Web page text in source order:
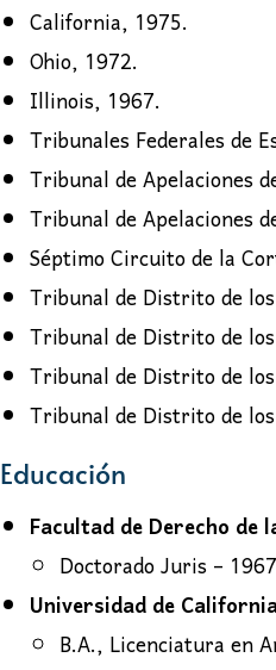
California, 1975.
Ohio, 1972.
Illinois, 1967.
Tribunales Federales de
Tribunal de Apelaciones
Tribunal de Apelaciones
Séptimo Circuito de la
Tribunal de Distrito de
Tribunal de Distrito de
Tribunal de Distrito de
Tribunal de Distrito de
Educación
Facultad de Derecho
Doctorado Juris –
Universidad de
B.A., Licenciatura en